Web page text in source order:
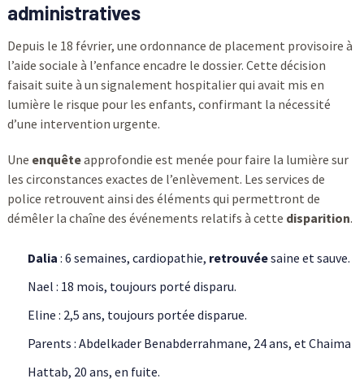
administratives
Depuis le 18 février, une ordonnance de placement provisoire à
l’aide sociale à l’enfance encadre le dossier. Cette décision
faisait suite à un signalement hospitalier qui avait mis en
lumière le risque pour les enfants, confirmant la nécessité
d’une intervention urgente.
Une enquêteapprofondie est menée pour faire la lumière sur
les circonstances exactes de l’enlèvement. Les services de
police retrouvent ainsi des éléments qui permettront de
démêler la chaîne des événements relatifs à cette disparition.
Dalia : 6 semaines, cardiopathie, retrouvéesaine et sauve.
Nael : 18 mois, toujours porté disparu.
Eline : 2,5 ans, toujours portée disparue.
Parents : Abdelkader Benabderrahmane, 24 ans, et Chaima
Hattab, 20 ans, en fuite.